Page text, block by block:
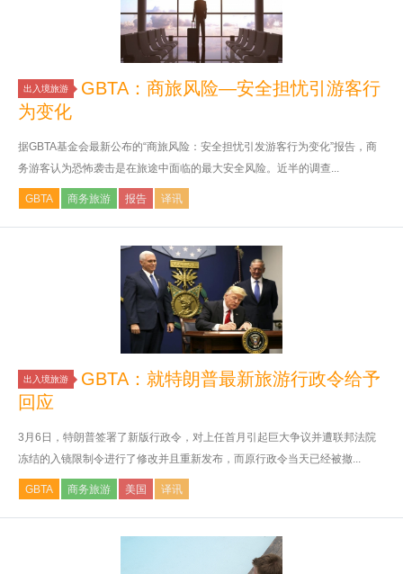
出入境旅游
GBTA：商旅风险—安全担忧引游客行
为变化
据GBTA基金会最新公布的“商旅风险：安全担忧引发游客行为变化”报告，商
务游客认为恐怖袭击是在旅途中面临的最大安全风险。近半的调查...
GBTA 商务旅游 报告 译讯
出入境旅游
GBTA：就特朗普最新旅游行政令给予
回应
3月6日，特朗普签署了新版行政令，对上任首月引起巨大争议并遭联邦法院
冻结的入镜限制令进行了修改并且重新发布，而原行政令当天已经被撤...
GBTA 商务旅游 美国 译讯